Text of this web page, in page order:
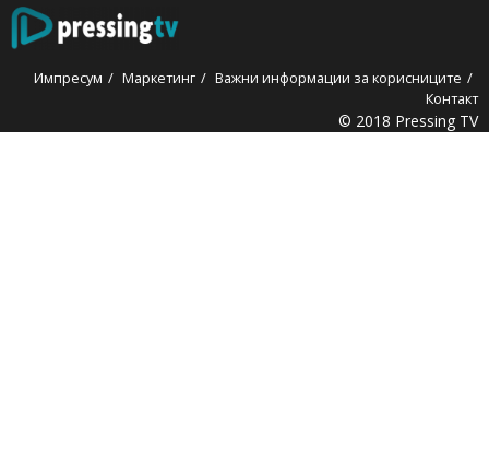
Импресум Маркетинг
Важни информации за корисниците
Контакт
© 2018 Pressing TV